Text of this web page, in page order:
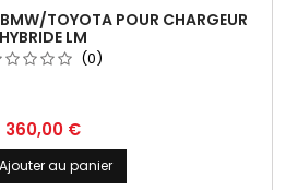
TOYOTA POUR CHARGEUR
HYBRIDE LM
(0)
Prix
360,00 €
Ajouter au panier